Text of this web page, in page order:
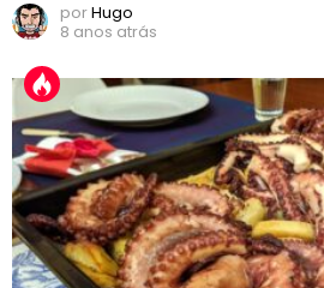
porHugo
8 anos atrás